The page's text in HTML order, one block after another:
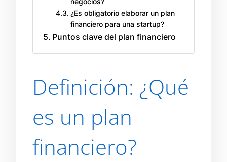
¿Es obligatorio elaborar un plan
financiero para una startup?
Puntos clave del plan financiero
Definición: ¿Qué
es un plan
financiero?